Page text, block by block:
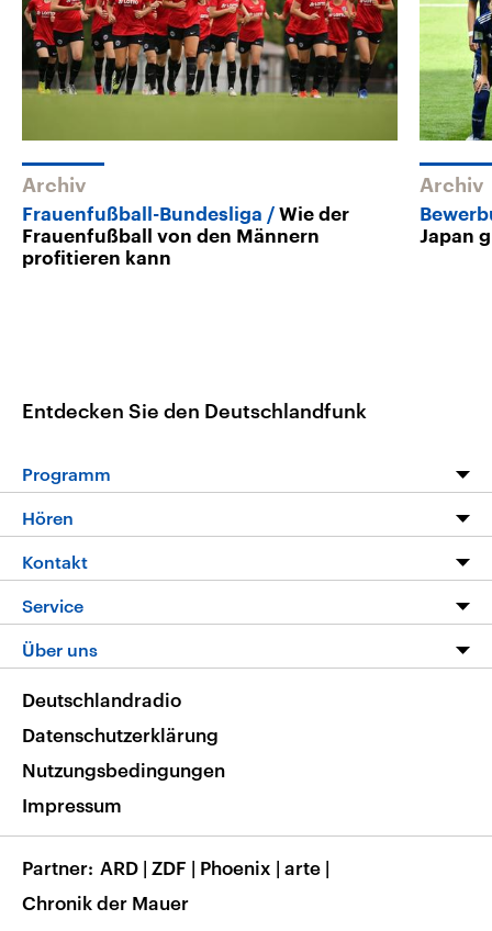
Archiv
Frauenfußball-Bundesliga
Wie der
Frauenfußball von den Männern
profitieren kann
Archiv
Japan
Entdecken Sie den Deutschlandfunk
Programm
Programm
Die Nachrichten
Nachrichtenleicht
Neue Beiträge auf dlf.de
Hören
Livestream
Podcasts
Deutschlandfunk App
Nachrichten App
Frequenzen
Kontakt
Hörerservice
Service
FAQ
Veranstaltungen
Musikliste
RSS
Über uns
Barrierefreiheit
Deutschlandradio
Datenschutzerklärung
Nutzungsbedingungen
Impressum
Partner ARD | ZDF | Phoenix | arte |
Chronik der Mauer